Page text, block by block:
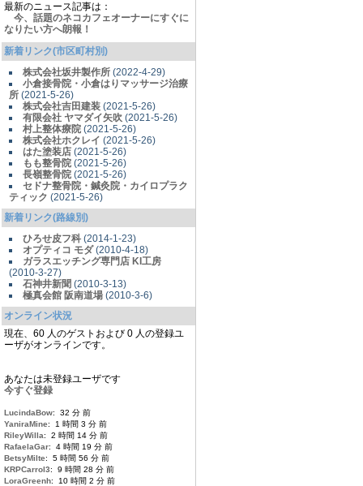
最新のニュース記事は：
今、話題のネコカフェオーナーにすぐに
なりたい方へ朗報！
新着リンク(市区町村別)
株式会社坂井製作所 (2022-4-29)
小倉接骨院・小倉はりマッサージ治療
所 (2021-5-26)
株式会社吉田建装 (2021-5-26)
有限会社 ヤマダイ矢吹 (2021-5-26)
村上整体療院 (2021-5-26)
株式会社ホクレイ (2021-5-26)
はた塗装店 (2021-5-26)
もも整骨院 (2021-5-26)
長嶺整骨院 (2021-5-26)
セドナ整骨院・鍼灸院・カイロプラク
ティック (2021-5-26)
新着リンク(路線別)
ひろせ皮フ科 (2014-1-23)
オプティコ モダ(2010-4-18)
ガラスエッチング専門店 KI工房
(2010-3-27)
石神井新聞 (2010-3-13)
極真会館 阪南道場 (2010-3-6)
オンライン状況
現在、60 人のゲストおよび 0 人の登録ユ
ーザがオンラインです。
あなたは未登録ユーザです
今すぐ登録
LucindaBow: 32 分 前
YaniraMine: 1 時間 3 分 前
RileyWilla: 2 時間 14 分 前
RafaelaGar: 4 時間 19 分 前
BetsyMilte: 5 時間 56 分 前
KRPCarrol3: 9 時間 28 分 前
LoraGreenh: 10 時間 2 分 前